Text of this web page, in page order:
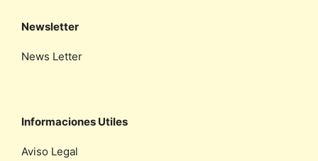
Newsletter
News Letter
Informaciones Utiles
Aviso Legal